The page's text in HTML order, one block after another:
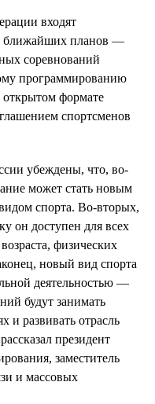
входят
ближайших планов —
соревнований
программированию
открытом формате
спортсменов
убеждены, что, во-
может стать новым
спорта. Во-вторых,
он доступен для всех
физических
новый вид спорта
деятельностью —
будут занимать
развивать отрасль
президент
заместитель
и массовых